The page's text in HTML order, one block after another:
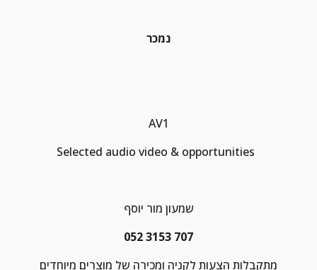
נמכר
AV1
Selected audio video & opportunities
שמעון מור יוסף
052 3153 707
מתקבלות הצעות לקניה ומכירה של מוצרים מיוחדים